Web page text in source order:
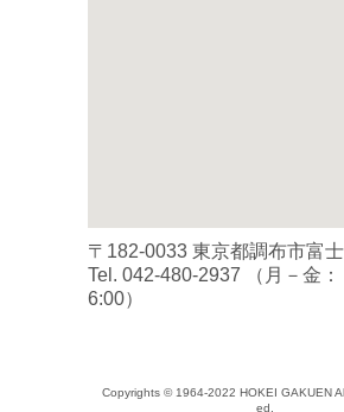
〒182-0033 東京都調布市富
Tel. 042-480-2937 （月－金
6:00）
Copyrights © 1964-2022 HOKEI GAKUEN
ed.